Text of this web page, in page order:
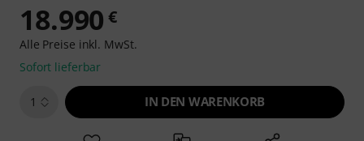
18.990 €
Alle Preise inkl. MwSt.
Sofort lieferbar
1 IN DEN WARENKORB